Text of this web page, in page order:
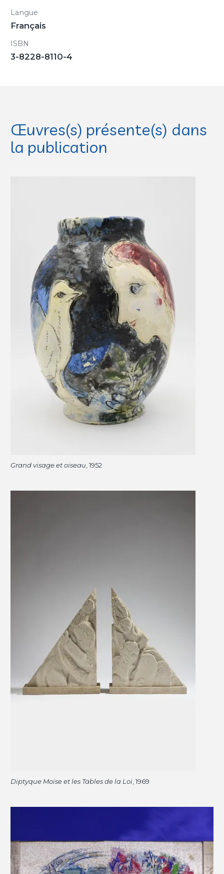
Langue
Français
ISBN
3-8228-8110-4
Œuvres(s) présente(s) dans
la publication
Grand visage et oiseau , 1952
Diptyque Moïse et les Tables de la Loi , 1969